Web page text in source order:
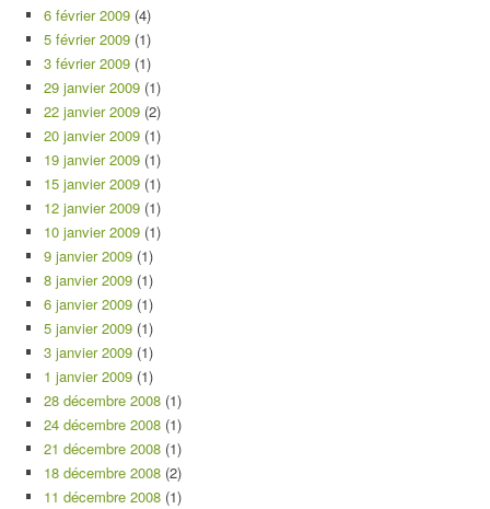
6 février 2009 (4)
5 février 2009 (1)
3 février 2009 (1)
29 janvier 2009 (1)
22 janvier 2009 (2)
20 janvier 2009 (1)
19 janvier 2009 (1)
15 janvier 2009 (1)
12 janvier 2009 (1)
10 janvier 2009 (1)
9 janvier 2009 (1)
8 janvier 2009 (1)
6 janvier 2009 (1)
5 janvier 2009 (1)
3 janvier 2009 (1)
1 janvier 2009 (1)
28 décembre 2008 (1)
24 décembre 2008 (1)
21 décembre 2008 (1)
18 décembre 2008 (2)
11 décembre 2008 (1)